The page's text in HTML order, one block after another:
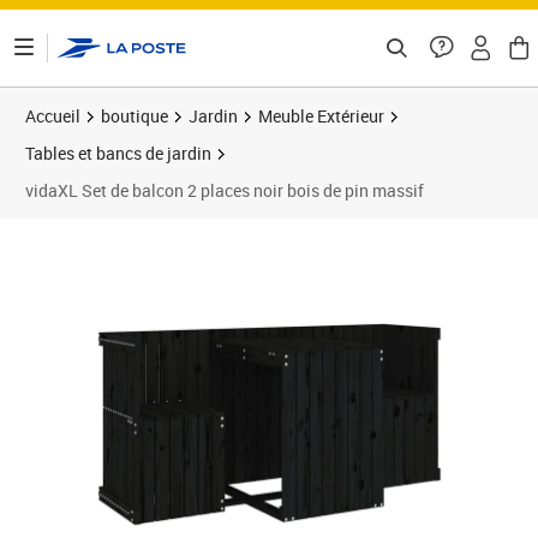
Accueil boutique Jardin
Meuble Extérieur
Tables et bancs de jardin
vidaXL Set de balcon 2 places noir bois de pin massif